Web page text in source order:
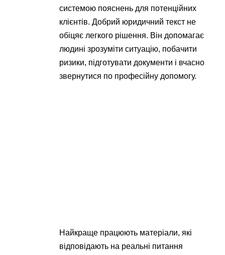
системою пояснень для потенційних
клієнтів. Добрий юридичний текст не
обіцяє легкого рішення. Він допомагає
людині зрозуміти ситуацію, побачити
ризики, підготувати документи і вчасно
звернутися по професійну допомогу.
Найкраще працюють матеріали, які
відповідають на реальні питання